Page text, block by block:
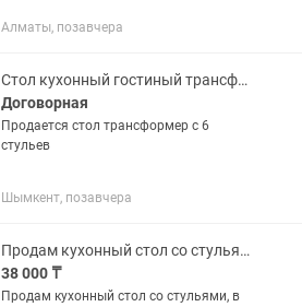
Алматы, позавчера
Стол кухонный гостиный трансформер
Договорная
Продается стол трансформер с 6
стульев
Шымкент, позавчера
Продам кухонный стол со стульями
38 000 ₸
Продам кухонный стол со стульями, в